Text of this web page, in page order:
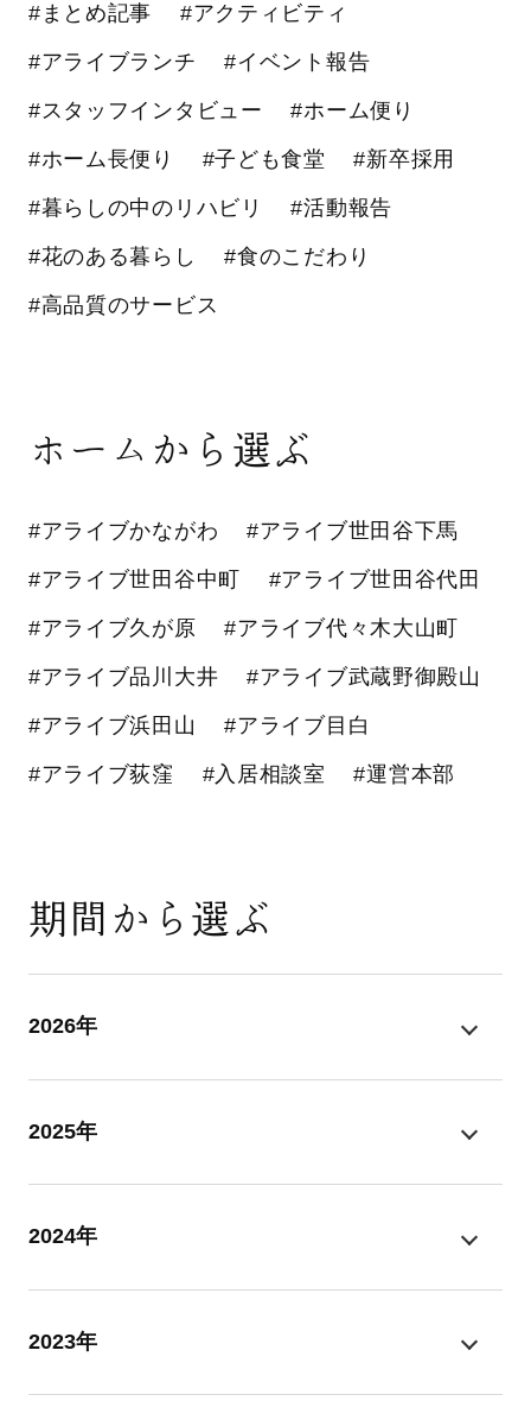
#まとめ記事 #アクティビティ
#アライブランチ #イベント報告
#スタッフインタビュー #ホーム便り
#ホーム長便り #子ども食堂 #新卒採用
#暮らしの中のリハビリ #活動報告
#花のある暮らし #食のこだわり
#高品質のサービス
ホームから選ぶ
#アライブかながわ #アライブ世田谷下馬
#アライブ世田谷中町 #アライブ世田谷代田
#アライブ久が原 #アライブ代々木大山町
#アライブ品川大井 #アライブ武蔵野御殿山
#アライブ浜田山 #アライブ目白
#アライブ荻窪 #入居相談室 #運営本部
期間から選ぶ
2026年
2025年
2024年
2023年